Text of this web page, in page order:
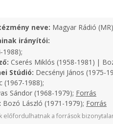
neve: Magyar Rádió (MR)
irányítói:
1988);
Cserés Miklós (1958-1981) |
Stúdió: Decsényi János (1975-
(1967-1988);
Sándor (1968-1979); Forrás
Bozó László (1971-1979); Forrás
a források